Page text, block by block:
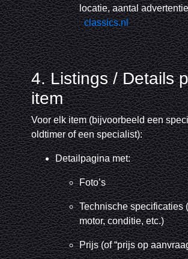
locatie, aantal
classics.nl
4. Listings / Details
item
Voor elk item (bijvoorbeeld een
oldtimer of een specialist):
Detailpagina met:
Foto’s
Technische specificaties
motor, conditie, etc.)
Prijs (of “prijs op